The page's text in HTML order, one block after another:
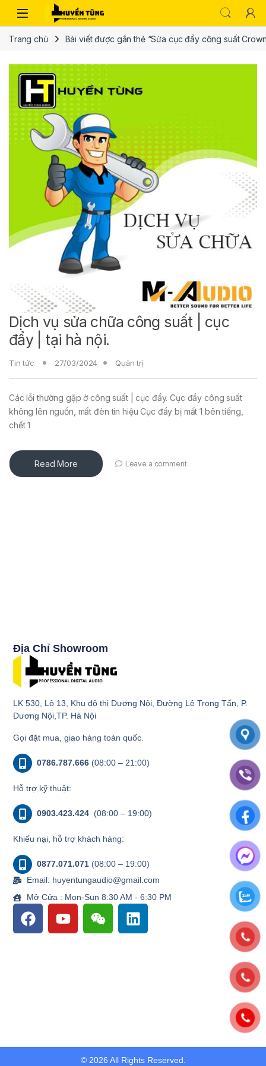
Trang chủ Bài viết được gắn thẻ “Sửa cục đẩy công suất
Dịch vụ sửa chữa công suất | cục
đẩy | tại hà nội.
Tin tức 27/03/2024 Quản trị
Các lỗi thường gặp ở công suất | cục đẩy. Cục đẩy công suất
không lên nguồn, mất đèn tín hiệu Cục đẩy bị mất 1 bên tiếng,
chết 1
Read More Leave a comment
Địa Chỉ Showroom
LK 530, Lô 13, Khu đô thị Dương Nội, Đường Lê Trọng Tấn, P.
Dương Nội,TP. Hà Nội
Gọi đặt mua, giao hàng toàn quốc.
0786.787.666 (08:00 – 21:00)
Hỗ trợ kỹ thuật:
0903.423.424 (08:00 – 19:00)
Khiếu nại, hỗ trợ khách hàng:
0877.071.071 (08:00 – 19:00)
Email: huyentungaudio@gmail.com
Mở Cửa : Mon-Sun 8:30 AM - 6:30 PM
© 2026 All Rights Reserved.